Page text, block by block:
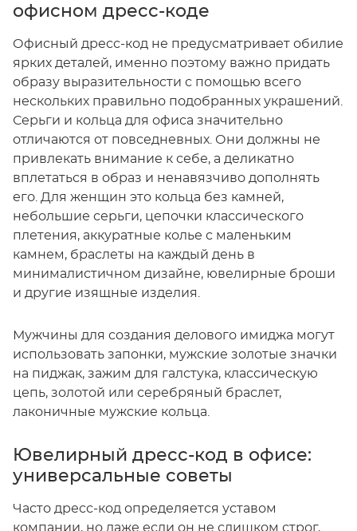
офисном дресс-коде
Офисный дресс-код не предусматривает обилие
ярких деталей, именно поэтому важно придать
образу выразительности с помощью всего
нескольких правильно подобранных украшений.
Серьги и кольца для офиса значительно
отличаются от повседневных. Они должны не
привлекать внимание к себе, а деликатно
вплетаться в образ и ненавязчиво дополнять
его. Для женщин это кольца без камней,
небольшие серьги, цепочки классического
плетения, аккуратные колье с маленьким
камнем, браслеты на каждый день в
минималистичном дизайне, ювелирные броши
и другие изящные изделия.
Мужчины для создания делового имиджа могут
использовать запонки, мужские золотые значки
на пиджак, зажим для галстука, классическую
цепь, золотой или серебряный браслет,
лаконичные мужские кольца.
Ювелирный дресс-код в офисе:
универсальные советы
Часто дресс-код определяется уставом
компании, но даже если он не слишком строг,